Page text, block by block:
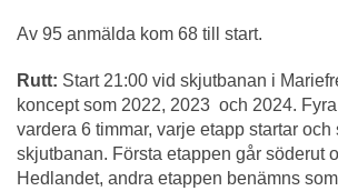
Av 95 anmälda kom 68 till start.
Rutt: Start 21:00 vid skjutbanan i
koncept som 2022, 2023 och 2024.
vardera 6 timmar, varje etapp startar och
skjutbanan. Första etappen går söderut
Hedlandet, andra etappen benämns